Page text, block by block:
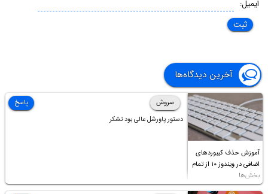
ایمیل:
آخرین دیدگاه‌ها
آموزش حذف کیبوردهای
اضافی در ویندوز ۱۰ از تمام
بخش‌ها
سروش
دستور پاورشل عالی بود تشکر
پاسخ